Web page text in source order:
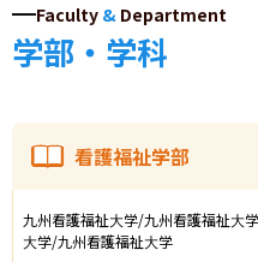
Faculty & Department
学部・学科
看護福祉学部
九州看護福祉大学/九州看護福祉大
大学/九州看護福祉大学